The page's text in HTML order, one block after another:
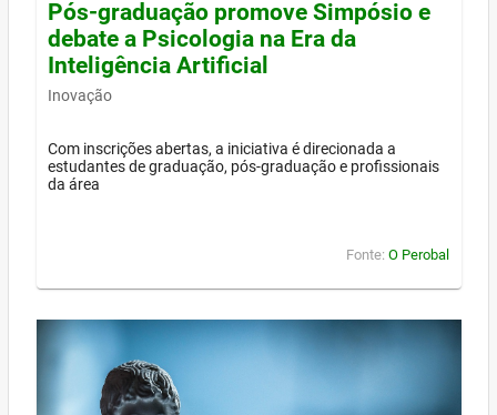
Pós-graduação promove Simpósio e
debate a Psicologia na Era da
Inteligência Artificial
Inovação
Com inscrições abertas, a iniciativa é direcionada a
estudantes de graduação, pós-graduação e profissionais
da área
Fonte: O Perobal